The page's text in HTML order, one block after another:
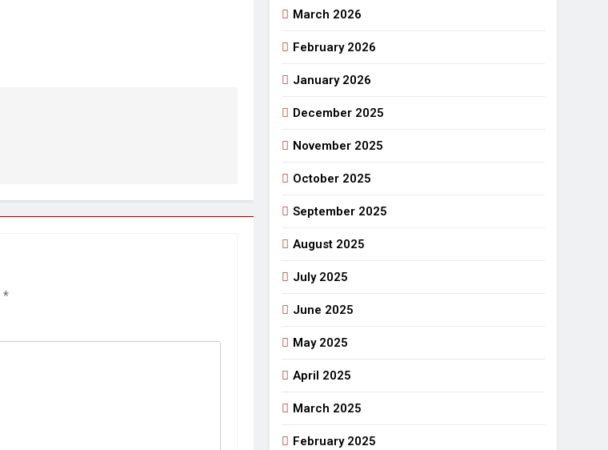
राजनीतिक सफरनामा : आन्दोलन से उपजे सवाल
कहां चला गया पुलिस के हाथों में लहराने वाला डंडा
*
March 2026
February 2026
January 2026
December 2025
November 2025
October 2025
September 2025
August 2025
July 2025
June 2025
May 2025
April 2025
March 2025
February 2025